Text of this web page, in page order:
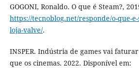
GOGONI, Ronaldo. O que é Steam?,
https://tecnoblog.net/responde/o-que-
loja-valve/.
INSPER. Indústria de games vai
que os cinemas. 2022. Disponível em: